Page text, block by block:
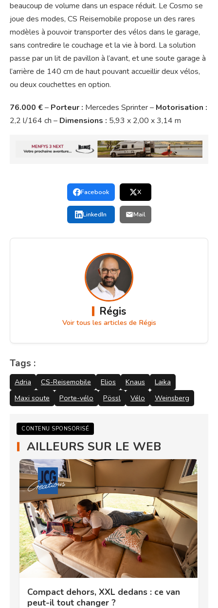
beaucoup de volume dans un espace réduit. Le Cosmo se
joue des modes, CS Reisemobile propose un des rares
modèles à pouvoir transporter des vélos dans le garage,
sans contredire le couchage et la vie à bord. La solution
passe par un lit de pavillon à l’avant, et une soute garage à
l’arrière de 140 cm de haut pouvant accueillir deux vélos,
ou deux couchettes en option.
76.000 €– Porteur : Mercedes Sprinter – Motorisation :
2,2 l/164 ch – Dimensions : 5,93 x 2,00 x 3,14 m
Facebook X
LinkedIn Mail
Régis
Voir tous les articles de Régis
Tags :
Adria CS-Reisemobile Elios Knaus
Laika
Maxi soute
Porte-vélo Pössl Vélo Weinsberg
CONTENU SPONSORISÉ
AILLEURS SUR LE WEB
Compact dehors, XXL dedans : ce van
peut-il tout changer ?